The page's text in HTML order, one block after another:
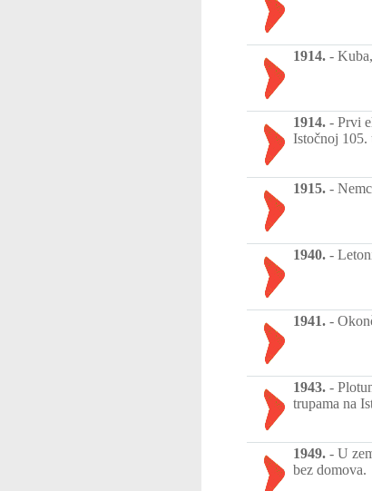
1914. -
1914. - Prvi
Istočnoj
1915. -
1940. -
1941. -
1943. -
trupama na
1949. - U
bez domova.